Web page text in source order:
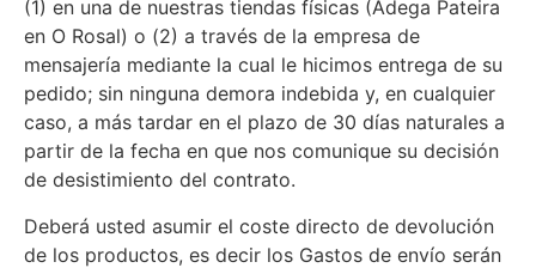
(1) en una de nuestras tiendas físicas (Adega Pateira
en O Rosal) o (2) a través de la empresa de
mensajería mediante la cual le hicimos entrega de su
pedido; sin ninguna demora indebida y, en cualquier
caso, a más tardar en el plazo de 30 días naturales a
partir de la fecha en que nos comunique su decisión
de desistimiento del contrato.
Deberá usted asumir el coste directo de devolución
de los productos, es decir los Gastos de envío serán